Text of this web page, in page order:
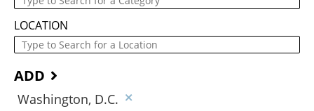
LOCATION
ADD
Washington, D.C.